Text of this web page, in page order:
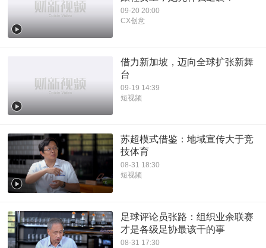
09-20 20:00
CX创意
借力新加坡，迈向全球扩张新舞
台
09-19 14:39
短视频
苏超模式借鉴：地域宣传大于竞
技体育
08-31 18:30
短视频
足球评论员张路：组织业余联赛
才是各级足协最该干的事
08-31 17:30